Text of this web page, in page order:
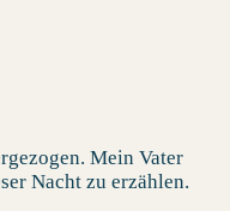
Mein Vater
Nacht zu erzählen.